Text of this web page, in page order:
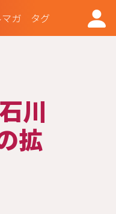
ガ タグ
川
拡